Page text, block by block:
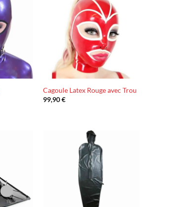
Ajouter
à la liste
d’envies
Ajouter
à la liste
d’envies
Cagoule Latex Rouge avec Trou
99,90€